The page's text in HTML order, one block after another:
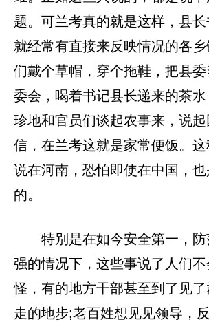
题。可兰考真的就是这样，县
就经常有直接来反映情况的各
们戴个草帽，穿个拖鞋，把县
委会，喝着书记县长递来的茶
珍地和官员们谈起农事来，说
信，在兰考这就是家常便饭。
说在河南，恐怕即使在中国，也
的。
特别是在如今安全第一，防
强的情况下，这些事说了人们
怪，有的地方干部甚至到了见
走的地步;老百姓想见见领导，